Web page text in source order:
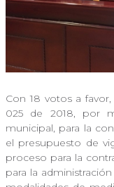
Con 18 votos a
025 de 2018, por
municipal, para la
el presupuesto de
proceso para la
para la